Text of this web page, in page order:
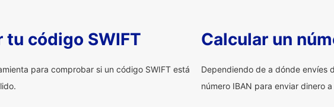
tu código SWIFT
para comprobar si un código SWIFT está
Calcular un
Dependiendo de a dónde envíes
número IBAN para enviar dinero